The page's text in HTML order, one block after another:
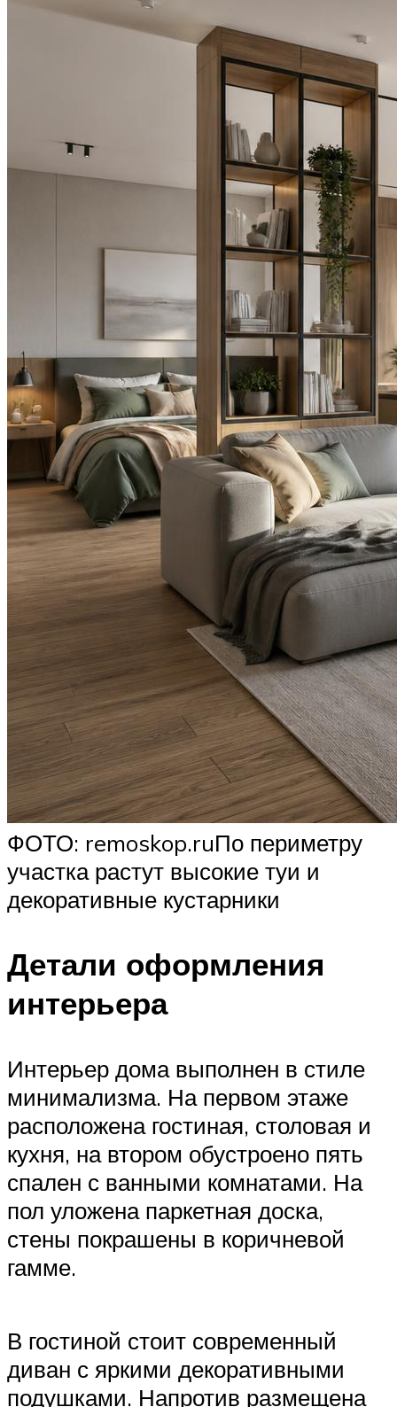
ФОТО: remoskop.ruПо периметру
участка растут высокие туи и
декоративные кустарники
Детали оформления
интерьера
Интерьер дома выполнен в стиле
минимализма. На первом этаже
расположена гостиная, столовая и
кухня, на втором обустроено пять
спален с ванными комнатами. На
пол уложена паркетная доска,
стены покрашены в коричневой
гамме.
В гостиной стоит современный
диван с яркими декоративными
подушками. Напротив размещена